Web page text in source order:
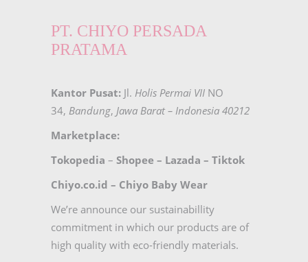
PT. CHIYO PERSADA
PRATAMA
Kantor Pusat: Jl. Holis Permai VII NO
34, Bandung, Jawa Barat – Indonesia 40212
Marketplace:
Tokopedia – Shopee – Lazada – Tiktok
Chiyo.co.id – Chiyo Baby Wear
We’re announce our sustainabillity
commitment in which our products are of
high quality with eco-friendly materials.